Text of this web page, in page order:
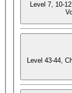
Level 7, 10-
Level 43-44,